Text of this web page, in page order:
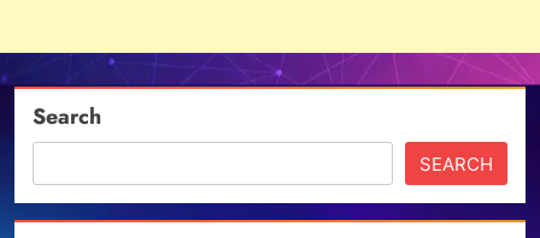
Search
SEARCH